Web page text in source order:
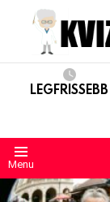
LEGFRISSEBB
Menu
LEGUTÓBBIAK